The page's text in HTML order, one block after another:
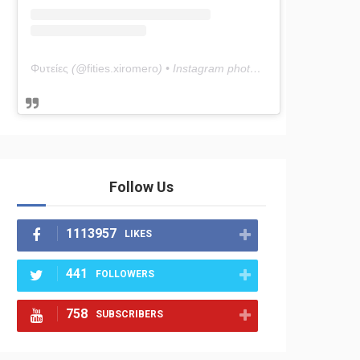
Φυτείες (@fities.xiromero) • Instagram photos and videos
Follow Us
1113957 LIKES
441 FOLLOWERS
758 SUBSCRIBERS